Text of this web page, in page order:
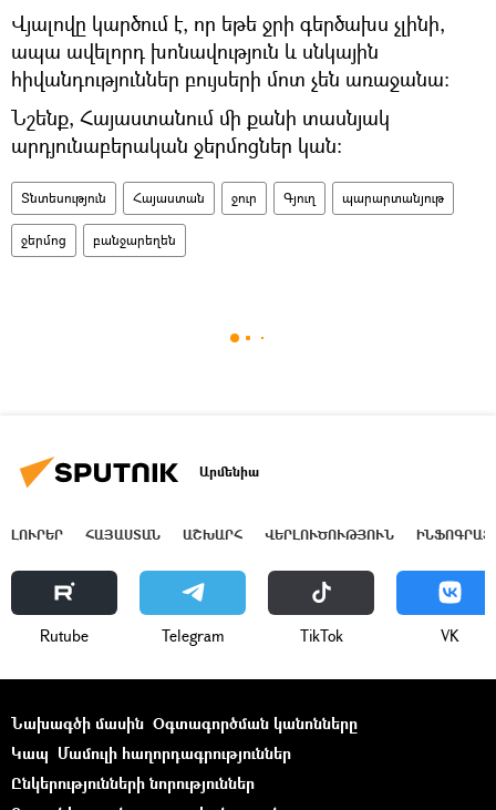
Վյալովը կարծում է, որ եթե ջրի գերծախս չլինի,
ապա ավելորդ խոնավություն և սնկային
հիվանդություններ բույսերի մոտ չեն առաջանա։
Նշենք, Հայաստանում մի քանի տասնյակ
արդյունաբերական ջերմոցներ կան։
Տնտեսություն Հայաստան ջուր Գյուղ պարարտանյութ
ջերմոց բանջարեղեն
Արմենիա
ԼՈՒՐԵՐ ՀԱՅԱՍՏԱՆ ԱՇԽԱՐՀ ՎԵՐԼՈՒԾՈՒԹՅՈՒՆ
Rutube Telegram ТikТоk VK
Նախագծի մասին Օգտագործման կանոնները
Կապ Մամուլի հաղորդագրություններ
Ընկերությունների նորություններ